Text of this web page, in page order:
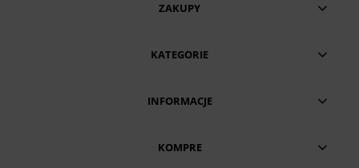
ZAKUPY
KATEGORIE
INFORMACJE
KOMPRE